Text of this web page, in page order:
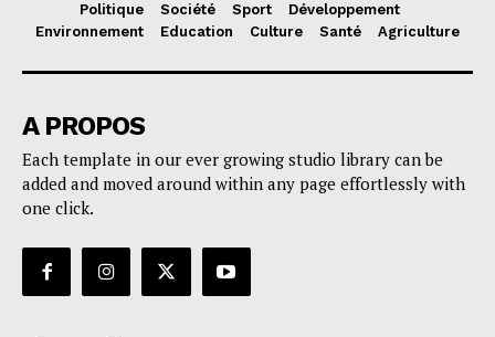
Politique Société Sport
Développement
Environnement
Education Culture Santé Agriculture
A PROPOS
Each template in our ever growing studio library can be
added and moved around within any page effortlessly with
one click.